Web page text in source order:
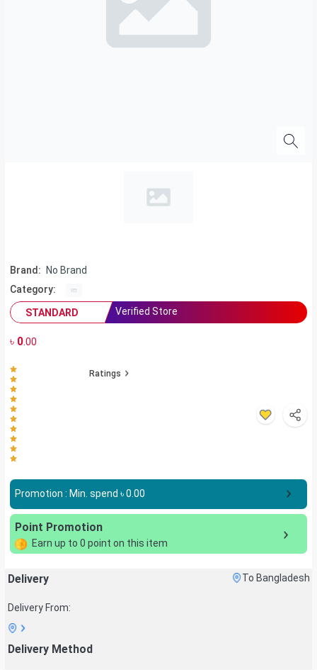
Brand:
No Brand
Category:
STANDARD
Verified Store
৳ 0.00
Ratings
Promotion : Min. spend ৳0.00
Point Promotion
Earn up to 0 point on this item
Delivery To Bangladesh
Delivery From:
Delivery Method